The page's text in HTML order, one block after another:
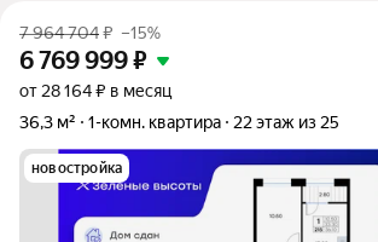
7 964 704₽ –15%
6 769 999₽
от 28 164 ₽ в месяц
36,3 м²
1-комн. квартира 22 этаж из 25
новостройка